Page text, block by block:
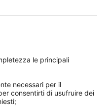
le principali
necessari per il
consentirti di usufruire dei